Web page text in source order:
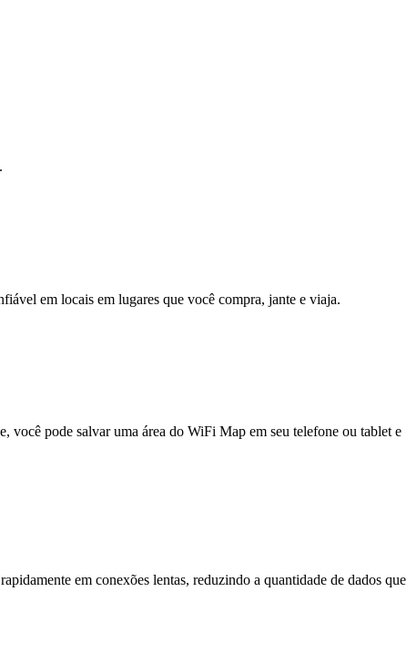
em locais em lugares que você compra, jante e viaja.
você pode salvar uma área do WiFi Map em seu telefone ou tablet e
em conexões lentas, reduzindo a quantidade de dados que